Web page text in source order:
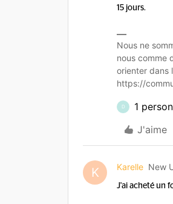
15 jours.
Nous ne
nous comme
orienter dans
https://
D
1
J'aime
K Karelle New
J'ai acheté un